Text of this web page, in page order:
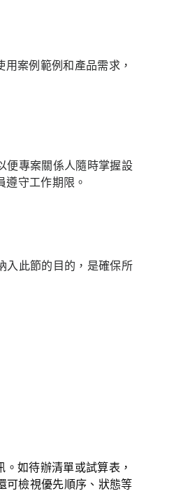
用案例範例和產品需求，
便專案關係人隨時掌握設
遵守工作期限。
入此節的目的，是確保所
如待辦清單或試算表，
可檢視優先順序、狀態等